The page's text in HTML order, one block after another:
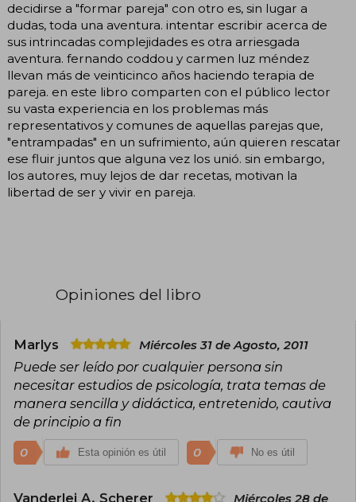
decidirse a "formar pareja" con otro es, sin lugar a
dudas, toda una aventura. intentar escribir acerca de
sus intrincadas complejidades es otra arriesgada
aventura. fernando coddou y carmen luz méndez
llevan más de veinticinco años haciendo terapia de
pareja. en este libro comparten con el público lector
su vasta experiencia en los problemas más
representativos y comunes de aquellas parejas que,
"entrampadas" en un sufrimiento, aún quieren rescatar
ese fluir juntos que alguna vez los unió. sin embargo,
los autores, muy lejos de dar recetas, motivan la
libertad de ser y vivir en pareja.
Opiniones del libro
Marlys Miércoles 31 de Agosto, 2011
Puede ser leído por cualquier persona sin
necesitar estudios de psicología, trata temas de
manera sencilla y didáctica, entretenido, cautiva
de principio a fin
0 Esta opinión es útil 0 No es útil
Vanderlei A. Scherer Miércoles 28 de